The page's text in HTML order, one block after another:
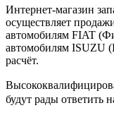
Интернет-магазин
осуществляет
автомобилям FIAT
автомобилям ISUZU
расчёт.
будут рады ответить